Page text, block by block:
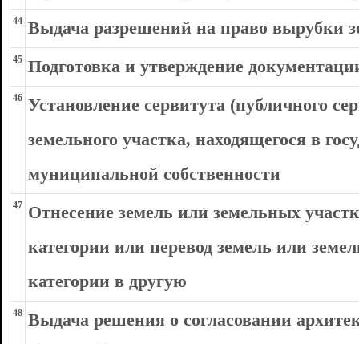
44 Выдача разрешений на право вырубки
45 Подготовка и утверждение
46 Установление сервитута (публичного
земельного участка, находящегося в
муниципальной собственности
47 Отнесение земель или земельных
категории или перевод земель или
категории в другую
48 Выдача решения о согласовании